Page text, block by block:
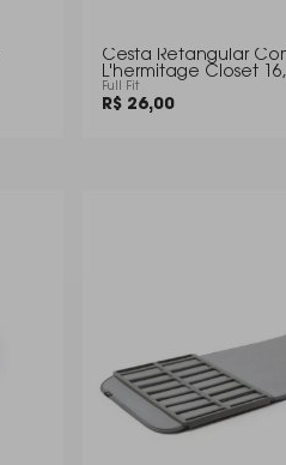
Cesta Retangular
L'hermitage Closet
Full Fit
R$ 26,00